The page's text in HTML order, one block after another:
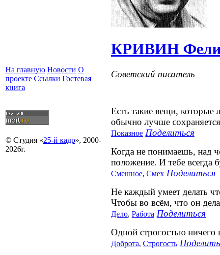
На главную Новости О
проекте Ссылки Гостевая
книга
© Студия «25-й кадр», 2000-
2026г.
КРИВИН
Советский писатель
Есть такие вещи, которые
обычно лучше
Показное Поделиться
Когда не понимаешь, над
положение. И тебе всегда
Смешное, Смех Поделиться
Не каждый умеет делать
Чтобы во всём, что он
Дело, Работа Поделиться
Одной строгостью ничего
Доброта, Строгость